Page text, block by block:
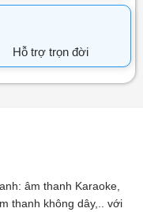
Hỗ trợ trọn đời
âm thanh Karaoke,
thanh không dây,.. với